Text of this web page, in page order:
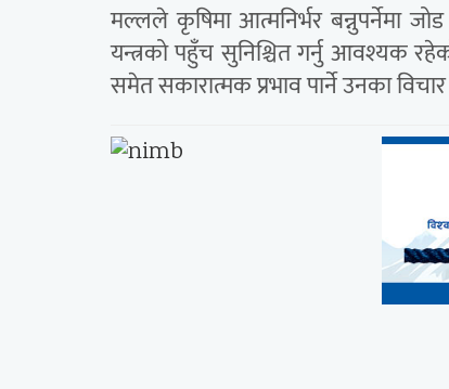
मल्लले कृषिमा आत्मनिर्भर बन्नुपर्नेमा
यन्त्रको पहुँच सुनिश्चित गर्नु आवश्यक
समेत सकारात्मक प्रभाव पार्ने उनका